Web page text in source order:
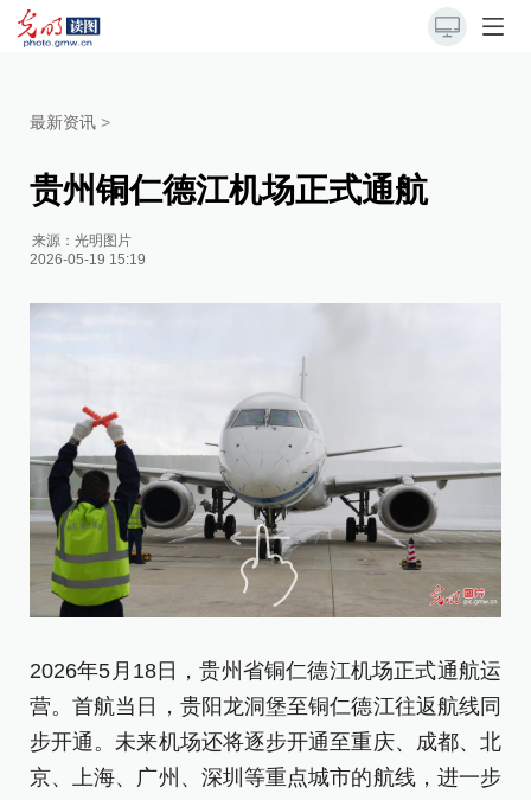
最新资讯 >
贵州铜仁德江机场正式通航
来源：光明图片
2026-05-19 15:19
2026年5月18日，贵州省铜仁德江机场正式通航运
营。首航当日，贵阳龙洞堡至铜仁德江往返航线同
步开通。未来机场还将逐步开通至重庆、成都、北
京、上海、广州、深圳等重点城市的航线，进一步